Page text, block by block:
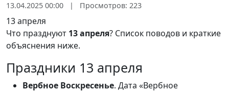
13.04.2025 00:00 | Просмотров: 223
13 апреля
Что празднуют 13 апреля? Список поводов и краткие
объяснения ниже.
Праздники 13 апреля
Вербное Воскресенье. Дата «Вербное